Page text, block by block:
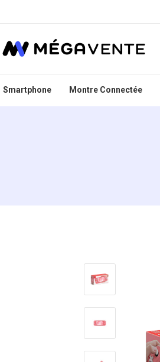
Smartphone Montre Connectée